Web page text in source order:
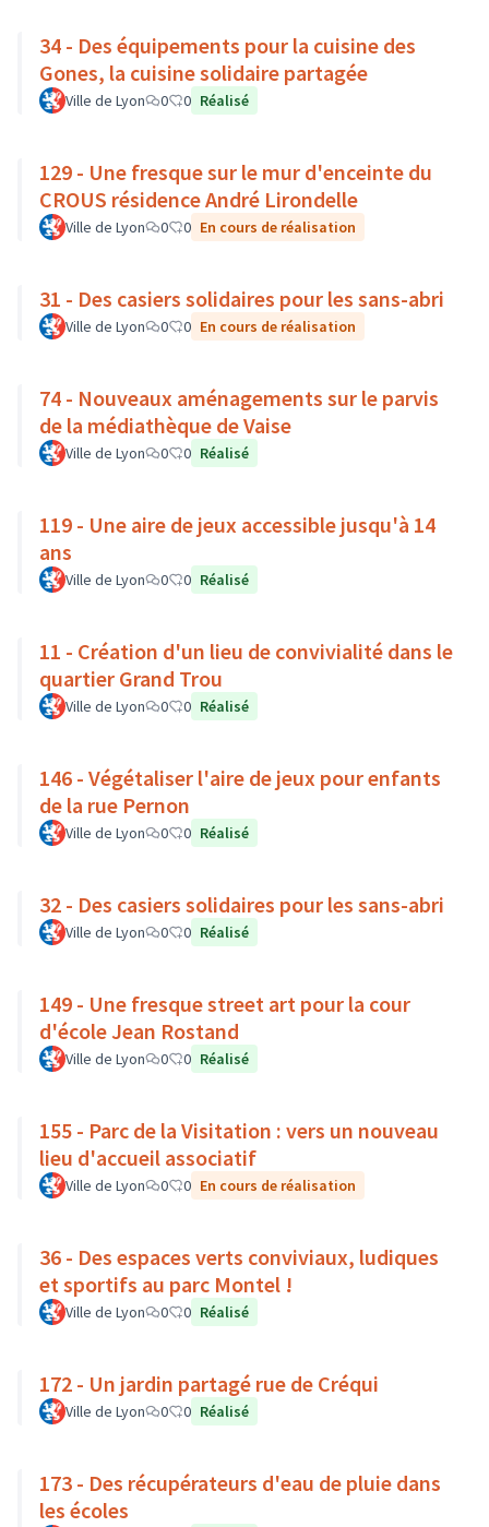
34 - Des équipements pour la cuisine des
Gones, la cuisine solidaire partagée
Ville de Lyon 0 0 Réalisé
129 - Une fresque sur le mur d'enceinte du
CROUS résidence André Lirondelle
Ville de Lyon 0 0 En cours de réalisation
31 - Des casiers solidaires pour les sans-abri
Ville de Lyon 0 0 En cours de réalisation
74 - Nouveaux aménagements sur le parvis
de la médiathèque de Vaise
Ville de Lyon 0 0 Réalisé
119 - Une aire de jeux accessible jusqu'à 14
ans
Ville de Lyon 0 0 Réalisé
11 - Création d'un lieu de convivialité dans le
quartier Grand Trou
Ville de Lyon 0 0 Réalisé
146 - Végétaliser l'aire de jeux pour enfants
de la rue Pernon
Ville de Lyon 0 0 Réalisé
32 - Des casiers solidaires pour les sans-abri
Ville de Lyon 0 0 Réalisé
149 - Une fresque street art pour la cour
d'école Jean Rostand
Ville de Lyon 0 0 Réalisé
155 - Parc de la Visitation : vers un nouveau
lieu d'accueil associatif
Ville de Lyon 0 0 En cours de réalisation
36 - Des espaces verts conviviaux, ludiques
et sportifs au parc Montel !
Ville de Lyon 0 0 Réalisé
172 - Un jardin partagé rue de Créqui
Ville de Lyon 0 0 Réalisé
173 - Des récupérateurs d'eau de pluie dans
les écoles